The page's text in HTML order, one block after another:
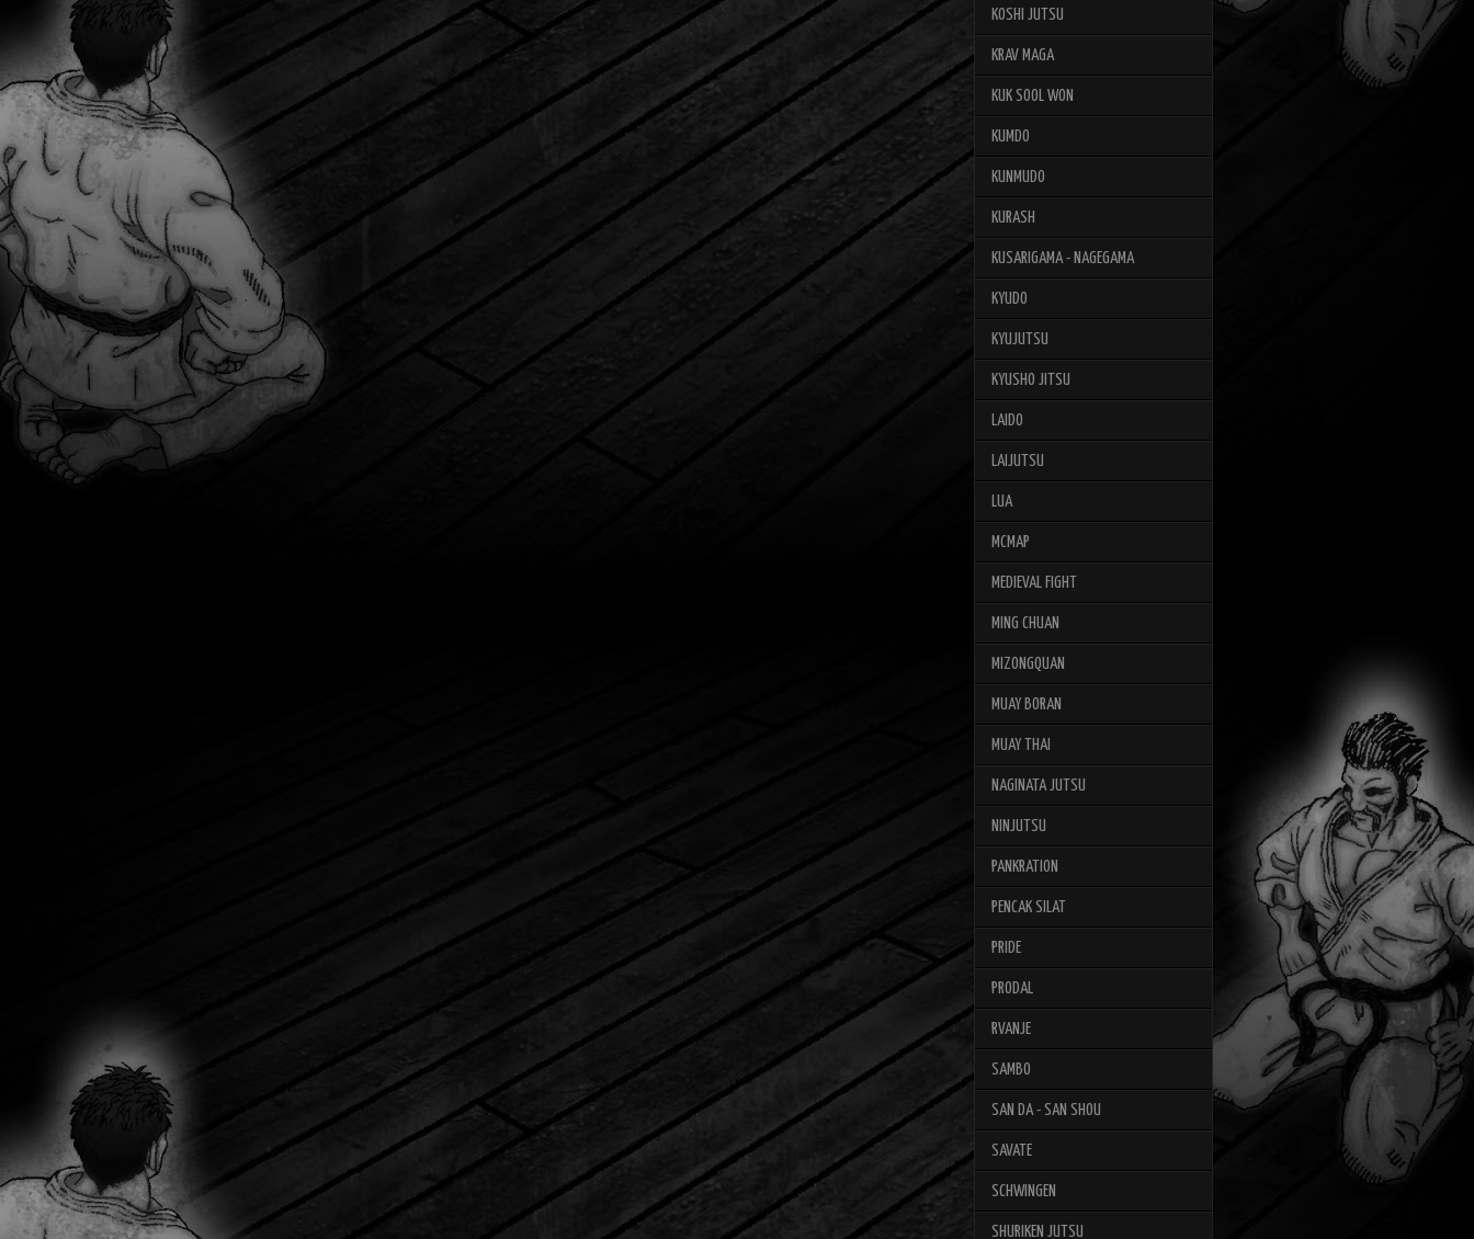
KOSHI JUTSU
KRAV MAGA
KUK SOOL WON
KUMDO
KUNMUDO
KURASH
KUSARIGAMA - NAGEGAMA
KYUDO
KYUJUTSU
KYUSHO JITSU
LAIDO
LAIJUTSU
LUA
MCMAP
MEDIEVAL FIGHT
MING CHUAN
MIZONGQUAN
MUAY BORAN
MUAY THAI
NAGINATA JUTSU
NINJUTSU
PANKRATION
PENCAK SILAT
PRIDE
PRODAL
RVANJE
SAMBO
SAN DA - SAN SHOU
SAVATE
SCHWINGEN
SHURIKEN JUTSU